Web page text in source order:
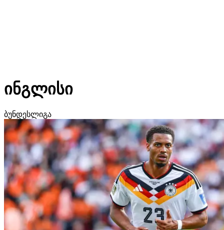
ინგლისი
ბუნდესლიგა